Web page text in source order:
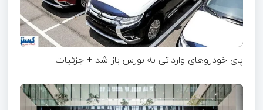
پای خودروهای وارداتی به بورس باز شد + جزئیات